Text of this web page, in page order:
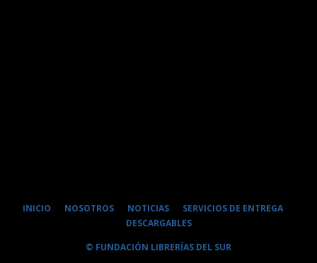
INICIO NOSOTROS NOTICIAS
SERVICIOS DE ENTREGA
DESCARGABLES
© FUNDACIÓN LIBRERÍAS DEL SUR